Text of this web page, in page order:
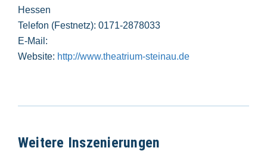
Hessen
Telefon (Festnetz): 0171-2878033
E-Mail:
Website: http://www.theatrium-steinau.de
Weitere Inszenierungen